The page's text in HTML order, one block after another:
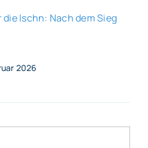
Ischn: Nach dem Sieg
2026